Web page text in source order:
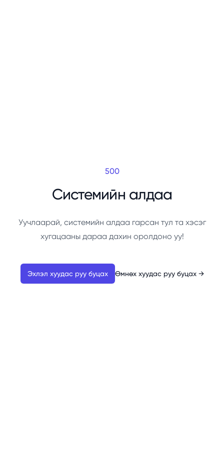
500
Системийн алдаа
Уучлаарай, системийн алдаа гарсан тул та хэсэг
хугацааны дараа дахин оролдоно уу!
Эхлэл хуудас руу буцах Өмнөх хуудас руу буцах →